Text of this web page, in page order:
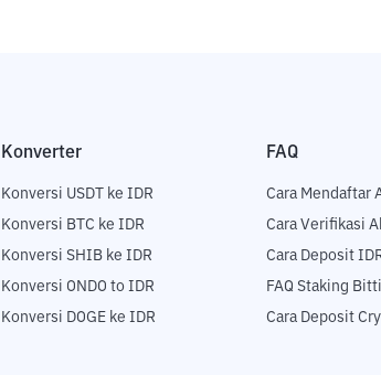
Konverter
Konversi USDT ke IDR
Konversi BTC ke IDR
Konversi SHIB ke IDR
Konversi ONDO to IDR
Konversi DOGE ke IDR
FAQ
Cara Mendaftar
Cara Verifikasi
Cara Deposit
FAQ Staking
Cara Deposit